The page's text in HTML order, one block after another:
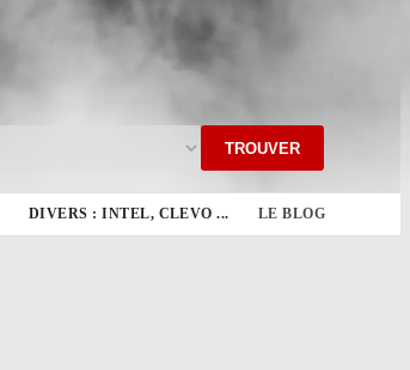
TROUVER
DIVERS : INTEL, CLEVO ... LE BLOG